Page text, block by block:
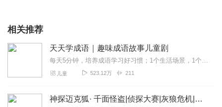
相关推荐
天天学成语｜趣味成语故事儿童剧
每天5分钟，培养成语学习好习惯；1个生活场景，1个成语典故，1例造句；潜移默化学语文，抓住孩子的学习黄金期；hi，亲爱的小朋友们，我是你们的好朋友，也是喜欢讲故...
儿童 523.12万 211
神探迈克狐· 千面怪盗|侦探大赛|灰狼危机|多多罗